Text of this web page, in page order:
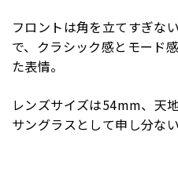
フロントは角を立てすぎな
で、クラシック感とモード
た表情。
レンズサイズは54mm、天
サングラスとして申し分な